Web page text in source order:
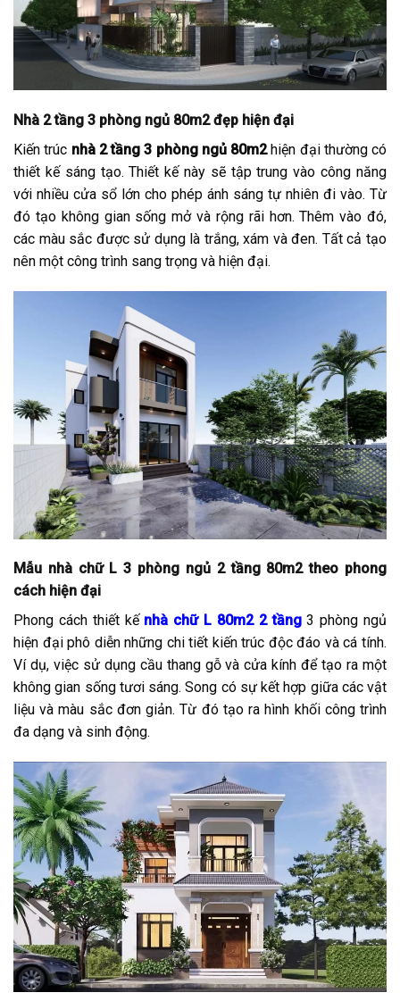
Nhà 2 tầng 3 phòng ngủ 80m2 đẹp hiện đại
Kiến trúc nhà 2 tầng 3 phòng ngủ 80m2hiện đại thường có
thiết kế sáng tạo. Thiết kế này sẽ tập trung vào công năng
với nhiều cửa sổ lớn cho phép ánh sáng tự nhiên đi vào. Từ
đó tạo không gian sống mở và rộng rãi hơn. Thêm vào đó,
các màu sắc được sử dụng là trắng, xám và đen. Tất cả tạo
nên một công trình sang trọng và hiện đại.
Mẫu nhà chữ L 3 phòng ngủ 2 tầng 80m2 theo phong
cách hiện đại
Phong cách thiết kế nhà chữ L 80m2 2 tầng3 phòng ngủ
hiện đại phô diễn những chi tiết kiến trúc độc đáo và cá tính.
Ví dụ, việc sử dụng cầu thang gỗ và cửa kính để tạo ra một
không gian sống tươi sáng. Song có sự kết hợp giữa các vật
liệu và màu sắc đơn giản. Từ đó tạo ra hình khối công trình
đa dạng và sinh động.